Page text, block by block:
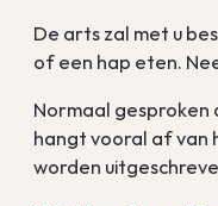
De arts zal met u
of een hap eten.
Normaal gesproken
hangt vooral af van
worden